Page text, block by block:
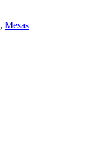
, Mesas